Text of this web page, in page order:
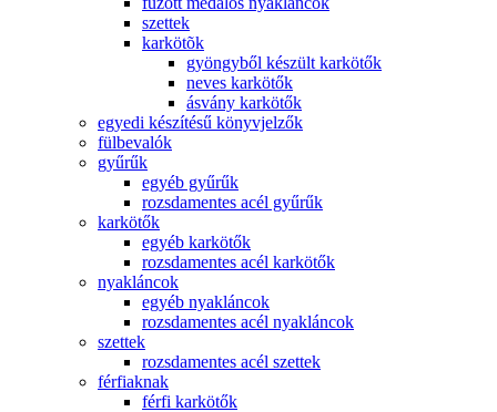
szettek
karkötõk
gyöngyből készült karkötők
neves karkötők
ásvány karkötők
egyedi készítésű könyvjelzők
fülbevalók
gyűrűk
egyéb gyűrűk
rozsdamentes acél gyűrűk
karkötők
egyéb karkötők
rozsdamentes acél karkötők
nyakláncok
egyéb nyakláncok
rozsdamentes acél nyakláncok
szettek
rozsdamentes acél szettek
férfiaknak
férfi karkötők